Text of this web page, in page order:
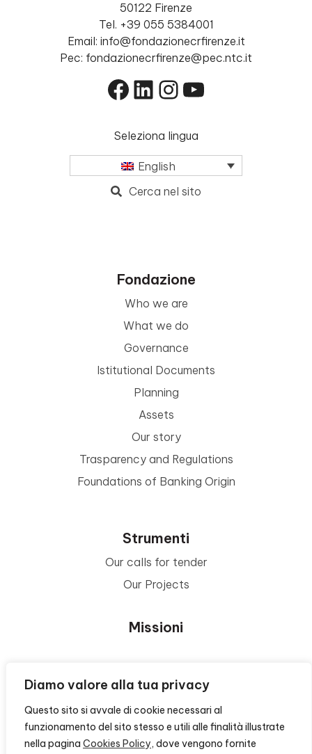
Diamo valore alla tua privacy
Questo sito si avvale di cookie necessari al
funzionamento del sito stesso e utili alle finalità illustrate
nella pagina Cookies Policy, dove vengono fornite
50122 Firenze
Tel. +39 055 5384001
Email: info@fondazionecrfirenze.it
Pec: fondazionecrfirenze@pec.ntc.it
Facebook
LinkedIn
Instagram
YouTube
Seleziona lingua
English
Cerca nel sito
Fondazione
Who we are
What we do
Governance
Istitutional Documents
Planning
Assets
Our story
Trasparency and Regulations
Foundations of Banking Origin
Strumenti
Our calls for tender
Our Projects
Missioni
Area Beneficiari
Privacy e Informative
Contacts